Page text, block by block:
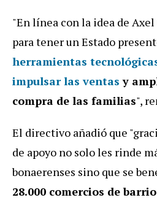
"En línea con la idea de
para tener un Estado
herramientas
impulsar las ventas y
compra de las familias",
El directivo añadió que
de apoyo no solo les rinde
bonaerenses sino que se
28.000 comercios de barrio